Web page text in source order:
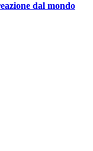
dal mondo